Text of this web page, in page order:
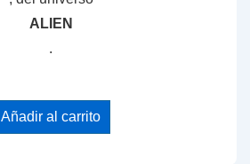
ALIEN
.
Añadir al carrito